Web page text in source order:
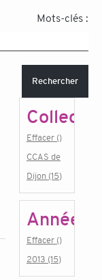
Mots-clés :
Rechercher
Effacer ()
CCAS de
Dijon (15)
Année
Effacer ()
2013 (15)